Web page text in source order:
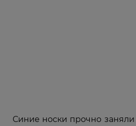
Синие носки прочно заняли